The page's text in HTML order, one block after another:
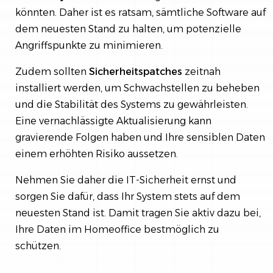
könnten. Daher ist es ratsam, sämtliche Software auf
dem neuesten Stand zu halten, um potenzielle
Angriffspunkte zu minimieren.
Zudem sollten Sicherheitspatches zeitnah
installiert werden, um Schwachstellen zu beheben
und die Stabilität des Systems zu gewährleisten.
Eine vernachlässigte Aktualisierung kann
gravierende Folgen haben und Ihre sensiblen Daten
einem erhöhten Risiko aussetzen.
Nehmen Sie daher die IT-Sicherheit ernst und
sorgen Sie dafür, dass Ihr System stets auf dem
neuesten Stand ist. Damit tragen Sie aktiv dazu bei,
Ihre Daten im Homeoffice bestmöglich zu
schützen.